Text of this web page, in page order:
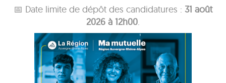
📅 Date limite de dépôt des candidatures : 31 août
2026 à 12h00.